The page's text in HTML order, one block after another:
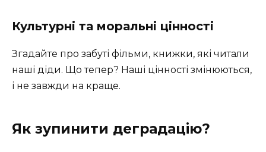
Культурні та моральні цінності
Згадайте про забуті фільми, книжки, які читали
наші діди. Що тепер? Наші цінності змінюються,
і не завжди на краще.
Як зупинити деградацію?